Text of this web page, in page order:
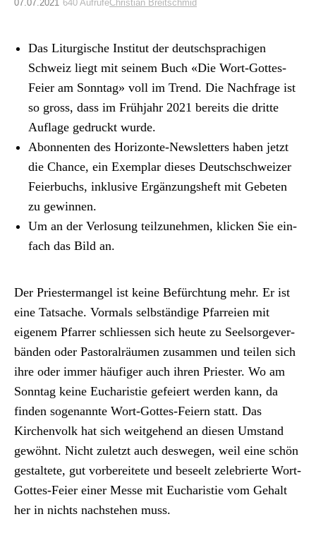
Über uns
ePaper
aktuelle Ausgabe
Suchen
07.07.2021 640 AufrufeChristian Breitschmid
Das Litur­gis­che Insti­tut der deutschsprachi­gen
Schweiz liegt mit seinem Buch «Die Wort-Gottes-
Feier am Son­ntag» voll im Trend. Die Nach­frage ist
so gross, dass im Früh­jahr 2021 bere­its die dritte
Auflage gedruckt wurde.
Abon­nen­ten des Hor­i­zonte-Newslet­ters haben jet­zt
die Chance, ein Exem­plar dieses Deutschschweiz­er
Feier­buchs, inklu­sive Ergänzung­sheft mit Gebeten
zu gewin­nen.
Um an der Ver­losung teilzunehmen, klick­en Sie ein­
fach das Bild an.
Der Priester­man­gel ist keine Befürch­tung mehr. Er ist
eine Tat­sache. Vor­mals selb­ständi­ge Pfar­reien mit
eigen­em Pfar­rer schliessen sich heute zu Seel­sorge­ver­
bän­den oder Pas­toral­räu­men zusam­men und teilen sich
ihre oder immer häu­figer auch ihren Priester. Wo am
Son­ntag keine Eucharistie gefeiert wer­den kann, da
find­en soge­nan­nte Wort-Gottes-Feiern statt. Das
Kirchen­volk hat sich weit­ge­hend an diesen Umstand
gewöh­nt. Nicht zulet­zt auch deswe­gen, weil eine schön
gestal­tete, gut vor­bere­it­ete und beseelt zele­bri­erte Wort-
Gottes-Feier ein­er Messe mit Eucharistie vom Gehalt
her in nichts nach­ste­hen muss.